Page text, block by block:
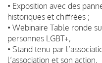
• Exposition avec des
historiques et chiffrées ;
• Webinaire Table ronde
personnes LGBT+,
• Stand tenu par
l’association et son action,